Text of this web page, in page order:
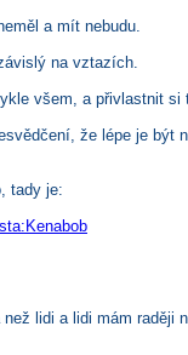
a mít nebudu.
na vztazích.
všem, a přivlastnit si
že lépe je být
tady je:
lidi a lidi mám